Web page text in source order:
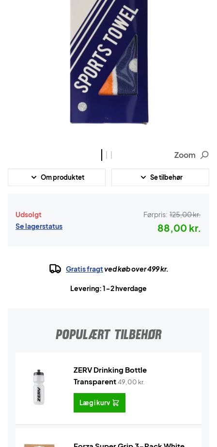
Zoom
Om produktet Se tilbehør
Udsolgt
Se lagerstatus
Førpris: 125,00 kr.
88,00 kr.
Gratis fragtved køb over 499 kr.
Levering: 1-2 hverdage
POPULÆRT TILBEHØR
ZERV Drinking Bottle
Transparent49,00 kr.
Læg i kurv